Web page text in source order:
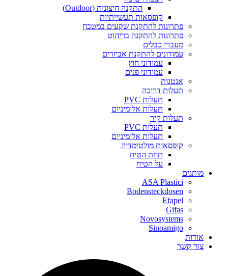
התקנה חיצונית (Outdoor)
קופסאות תעשייתיות
פתרונות להתקנת שקעים במטבח
פתרונות להתקנה בריהוט
מעברי כבלים
עמודונים להתקנת אביזרים
עמודוני חוץ
עמודוני פנים
אנטנות
תעלות דריכה
תעלות PVC
תעלות אלומיניום
תעלות קיר
תעלות PVC
תעלות אלומיניום
קופסאות מולטימדיה
תחת הטיח
על הטיח
מותגים
ASA Plastici
Bodensteckdosen
Efapel
Gifas
Novosystems
Sinoamigo
אודות
צור קשר